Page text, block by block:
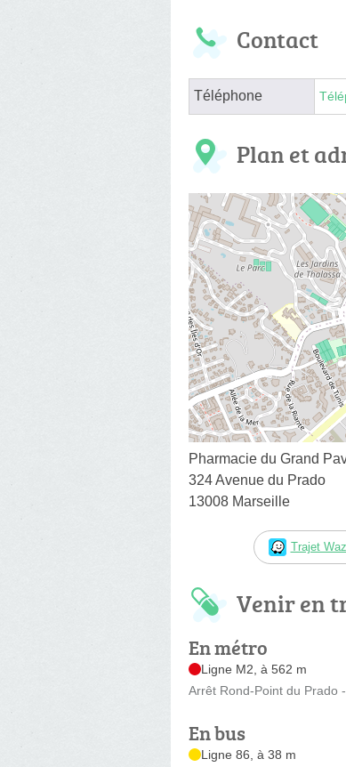
Contact
Téléphone
Plan et
Pharmacie du Grand
324 Avenue du Prado
13008 Marseille
Trajet
Venir en
En métro
Ligne M2, à 562 m
Arrêt Rond-Point du Prado
En bus
Ligne 86, à 38 m